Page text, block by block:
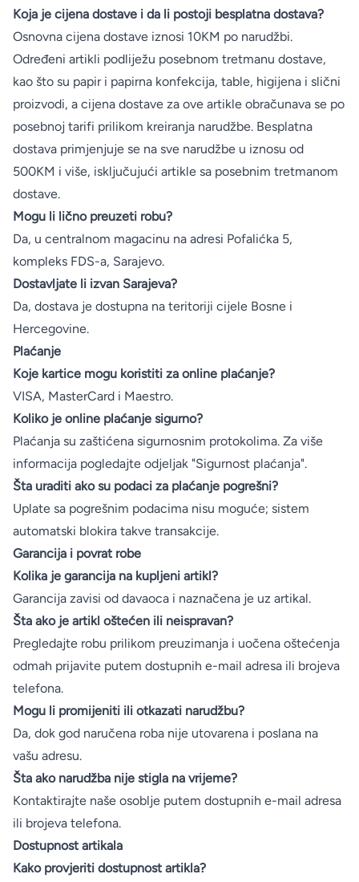
Koja je cijena dostave i da li postoji besplatna dostava?
Osnovna cijena dostave iznosi 10KM po narudžbi.
Određeni artikli podliježu posebnom tretmanu dostave,
kao što su papir i papirna konfekcija, table, higijena i slični
proizvodi, a cijena dostave za ove artikle obračunava se po
posebnoj tarifi prilikom kreiranja narudžbe. Besplatna
dostava primjenjuje se na sve narudžbe u iznosu od
500KM i više, isključujući artikle sa posebnim tretmanom
dostave.
Mogu li lično preuzeti robu?
Da, u centralnom magacinu na adresi Pofalićka 5,
kompleks FDS-a, Sarajevo.
Dostavljate li izvan Sarajeva?
Da, dostava je dostupna na teritoriji cijele Bosne i
Hercegovine.
Plaćanje
Koje kartice mogu koristiti za online plaćanje?
VISA, MasterCard i Maestro.
Koliko je online plaćanje sigurno?
Plaćanja su zaštićena sigurnosnim protokolima. Za više
informacija pogledajte odjeljak "Sigurnost plaćanja".
Šta uraditi ako su podaci za plaćanje pogrešni?
Uplate sa pogrešnim podacima nisu moguće; sistem
automatski blokira takve transakcije.
Garancija i povrat robe
Kolika je garancija na kupljeni artikl?
Garancija zavisi od davaoca i naznačena je uz artikal.
Šta ako je artikl oštećen ili neispravan?
Pregledajte robu prilikom preuzimanja i uočena oštećenja
odmah prijavite putem dostupnih e-mail adresa ili brojeva
telefona.
Mogu li promijeniti ili otkazati narudžbu?
Da, dok god naručena roba nije utovarena i poslana na
vašu adresu.
Šta ako narudžba nije stigla na vrijeme?
Kontaktirajte naše osoblje putem dostupnih e-mail adresa
ili brojeva telefona.
Dostupnost artikala
Kako provjeriti dostupnost artikla?